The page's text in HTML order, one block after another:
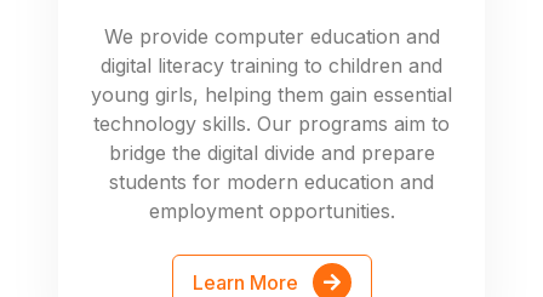
We provide computer education and
digital literacy training to children and
young girls, helping them gain essential
technology skills. Our programs aim to
bridge the digital divide and prepare
students for modern education and
employment opportunities.
Learn More